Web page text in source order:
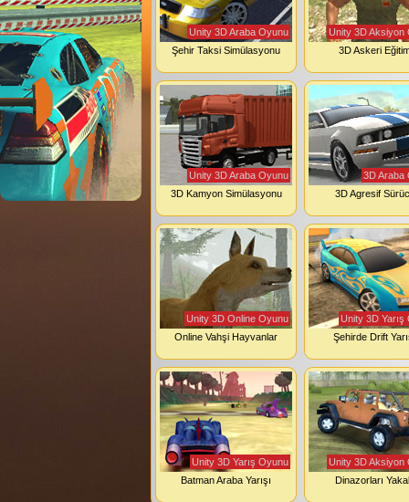
Şehir Taksi Simülasyonu
Unity 3D Araba Oyunu
3D Askeri
Unity 3D Aksiyon
3D Kamyon Simülasyonu
Unity 3D Araba Oyunu
3D Agresif
3D Araba
Online Vahşi Hayvanlar
Unity 3D Online Oyunu
Şehirde Drift
Unity 3D Yarış
Batman Araba Yarışı
Unity 3D Yarış Oyunu
Dinazorları
Unity 3D Aksiyon